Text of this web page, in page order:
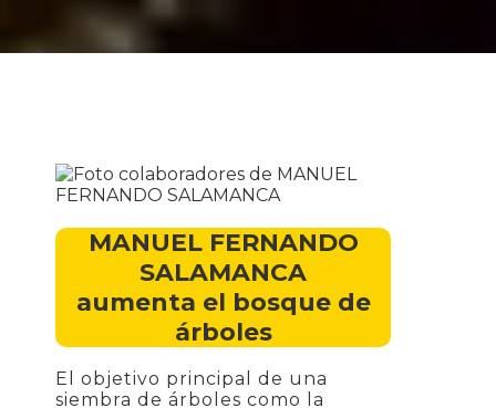
MANUEL FERNANDO
SALAMANCA
aumenta el bosque de
árboles
El objetivo principal de una
siembra de árboles como la